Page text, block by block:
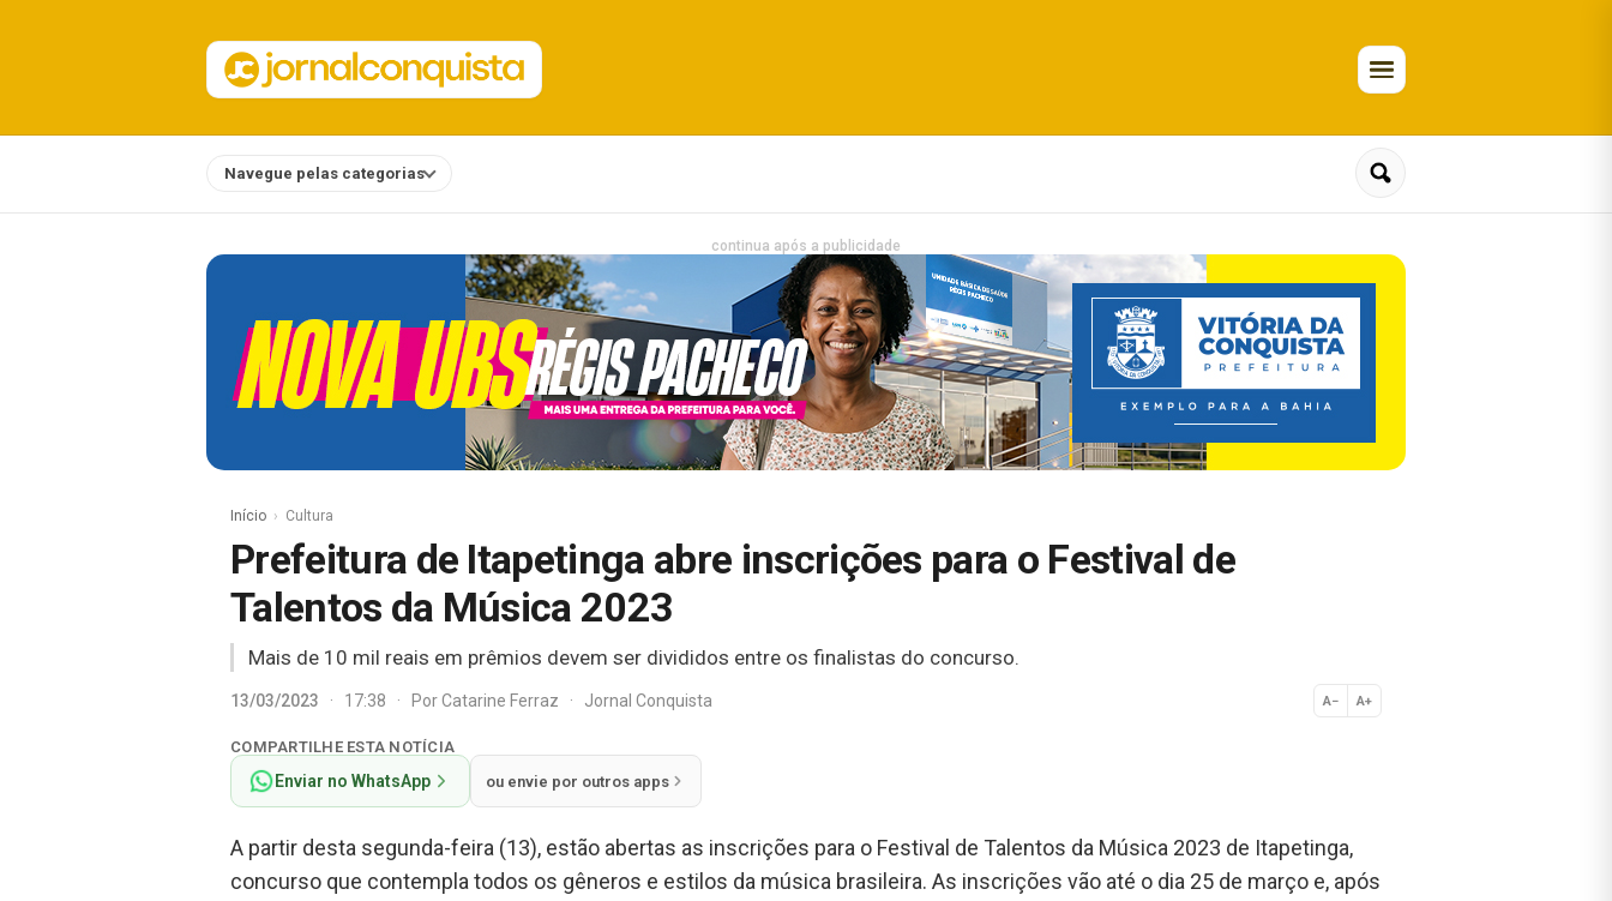
Navegue pelas categorias
continua após a publicidade
Início Cultura
Prefeitura de Itapetinga abre inscrições para o Festival de
Talentos da Música 2023
Mais de 10 mil reais em prêmios devem ser divididos entre os finalistas do concurso.
13/03/2023 · 17:38 · PorCatarine Ferraz · Jornal Conquista A− A+
Normal
COMPARTILHE ESTA NOTÍCIA
Enviar no WhatsApp ou envie por outros apps
A partir desta segunda-feira (13), estão abertas as inscrições para o Festival de Talentos da Música 2023 de Itapetinga,
concurso que contempla todos os gêneros e estilos da música brasileira. As inscrições vão até o dia 25 de março e, após